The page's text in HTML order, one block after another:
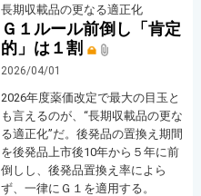
長期収載品の更なる適正化
Ｇ１ルール前倒し「肯定
的」は１割
2026/04/01
2026年度薬価改定で最大の目玉と
も言えるのが、“長期収載品の更な
る適正化”だ。後発品の置換え期間
を後発品上市後10年から５年に前
倒しし、後発品置換え率によら
ず、一律にＧ１を適用する。